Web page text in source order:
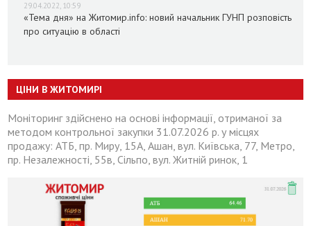
29.04.2022, 10:59
«Тема дня» на Житомир.info: новий начальник ГУНП розповість
про ситуацію в області
ЦІНИ В ЖИТОМИРІ
Моніторинг здійснено на основі інформації, отриманої за
методом контрольної закупки 31.07.2026 р. у місцях
продажу: АТБ, пр. Миру, 15А, Ашан, вул. Київська, 77, Метро,
пр. Незалежності, 55в, Сільпо, вул. Житній ринок, 1